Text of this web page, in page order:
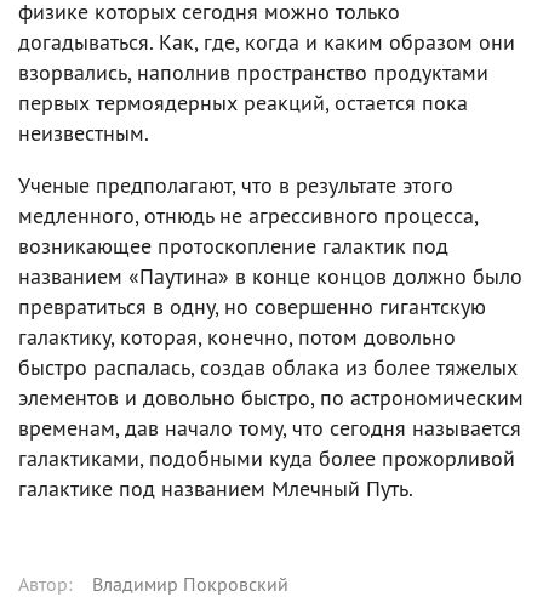
физике которых сегодня можно только
догадываться. Как, где, когда и каким образом они
взорвались, наполнив пространство продуктами
первых термоядерных реакций, остается пока
неизвестным.
Ученые предполагают, что в результате этого
медленного, отнюдь не агрессивного процесса,
возникающее протоскопление галактик под
названием «Паутина» в конце концов должно было
превратиться в одну, но совершенно гигантскую
галактику, которая, конечно, потом довольно
быстро распалась, создав облака из более тяжелых
элементов и довольно быстро, по астрономическим
временам, дав начало тому, что сегодня называется
галактиками, подобными куда более прожорливой
галактике под названием Млечный Путь.
Автор: Владимир Покровский